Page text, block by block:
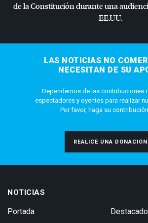
de la Constitución durante una
EE.UU.
LAS NOTICIAS NO
NECESITAN DE SU
Dependemos de las contribuciones
espectadores y oyentes para realizar
Por favor, haga su
REALICE UNA DONACIÓN
NOTICIAS
Portada